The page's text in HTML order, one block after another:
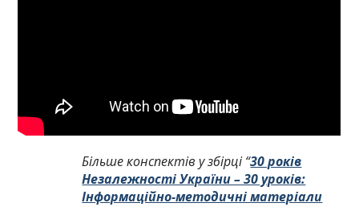
Більше конспектів у збірці “30 років
Незалежності України – 30 уроків:
Інформаційно-методичні матеріали